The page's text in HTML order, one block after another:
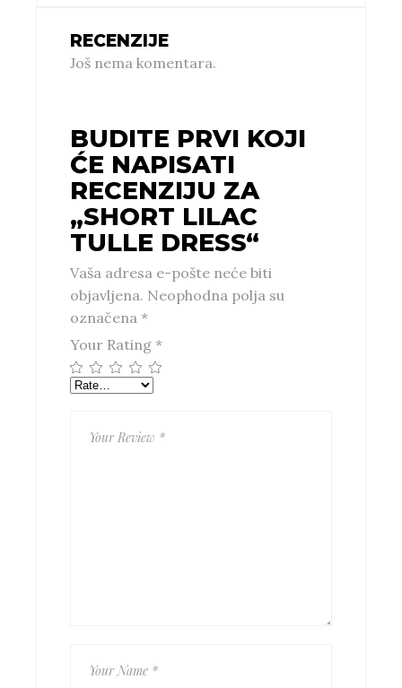
RECENZIJE
Još nema komentara.
BUDITE PRVI KOJI
ĆE NAPISATI
RECENZIJU ZA
„SHORT LILAC
TULLE DRESS“
Vaša adresa e-pošte neće biti
objavljena. Neophodna polja su
označena*
Your Rating*